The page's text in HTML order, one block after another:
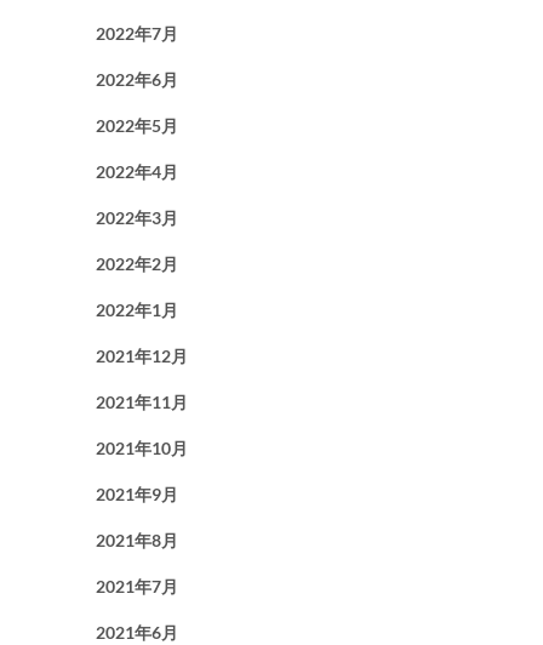
2022年7月
2022年6月
2022年5月
2022年4月
2022年3月
2022年2月
2022年1月
2021年12月
2021年11月
2021年10月
2021年9月
2021年8月
2021年7月
2021年6月